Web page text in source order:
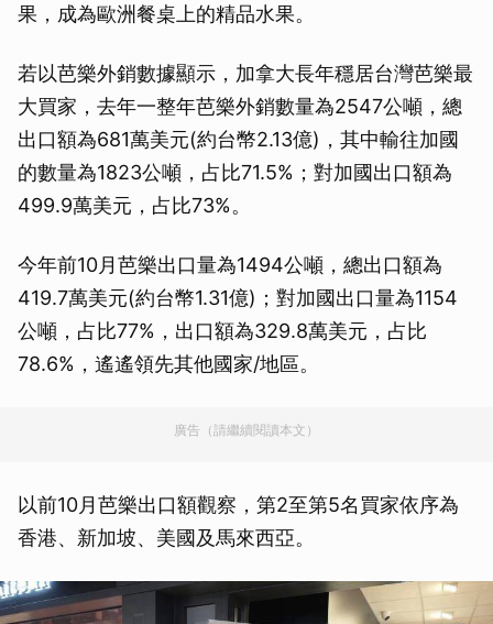
果，成為歐洲餐桌上的精品水果。
若以芭樂外銷數據顯示，加拿大長年穩居台灣芭樂最
大買家，去年一整年芭樂外銷數量為2547公噸，總
出口額為681萬美元(約台幣2.13億)，其中輸往加國
的數量為1823公噸，占比71.5%；對加國出口額為
499.9萬美元，占比73%。
今年前10月芭樂出口量為1494公噸，總出口額為
419.7萬美元(約台幣1.31億)；對加國出口量為1154
公噸，占比77%，出口額為329.8萬美元，占比
78.6%，遙遙領先其他國家/地區。
廣告（請繼續閱讀本文）
以前10月芭樂出口額觀察，第2至第5名買家依序為
香港、新加坡、美國及馬來西亞。